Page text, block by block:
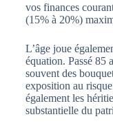
vos finances
(15% à 20%)
L’âge joue
équation. Passé 85
souvent des
exposition au
également les
substantielle du